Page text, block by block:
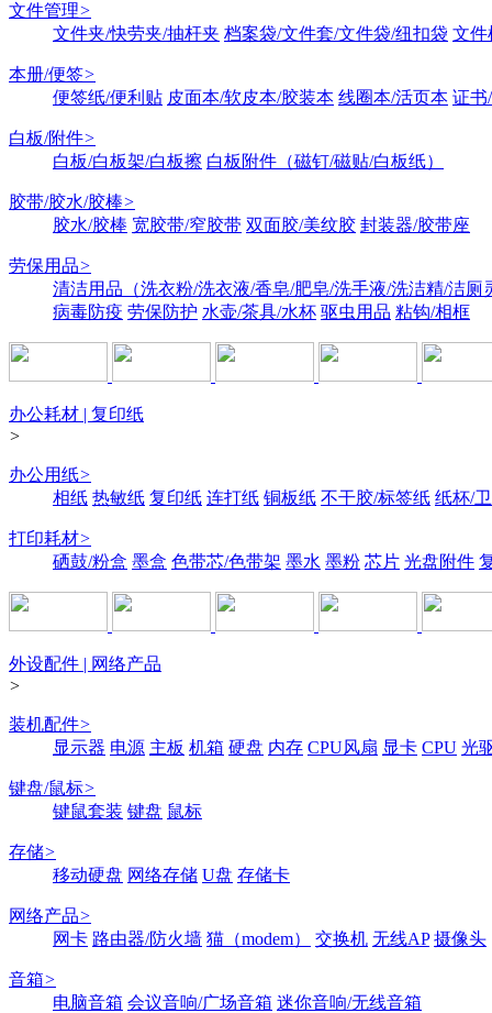
文件管理>
文件夹/快劳夹/抽杆夹 档案袋/文件套/文件袋/纽扣袋 文件
本册/便签>
便签纸/便利贴 皮面本/软皮本/胶装本 线圈本/活页本 证书
白板/附件>
白板/白板架/白板擦 白板附件（磁钉/磁贴/白板纸）
胶带/胶水/胶棒>
胶水/胶棒 宽胶带/窄胶带 双面胶/美纹胶 封装器/胶带座
劳保用品>
清洁用品（洗衣粉/洗衣液/香皂/肥皂/洗手液/洗洁精/洁厕
病毒防疫 劳保防护 水壶/茶具/水杯 驱虫用品 粘钩/相框
办公耗材 | 复印纸
>
办公用纸>
相纸 热敏纸 复印纸 连打纸 铜板纸 不干胶/标签纸 纸杯/
打印耗材>
硒鼓/粉盒 墨盒 色带芯/色带架 墨水 墨粉 芯片 光盘附件
外设配件 | 网络产品
>
装机配件>
显示器 电源 主板 机箱 硬盘 内存 CPU风扇 显卡 CPU 光
键盘/鼠标>
键鼠套装 键盘 鼠标
存储>
移动硬盘 网络存储 U盘 存储卡
网络产品>
网卡 路由器/防火墙 猫（modem） 交换机 无线AP 摄像头
音箱>
电脑音箱 会议音响/广场音箱 迷你音响/无线音箱